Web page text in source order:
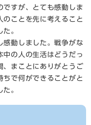
ですが、とても感動しま
のことを先に考えること
。
感動しました。戦争がな
中の人の生活はどうだっ
、まことにありがとうご
ちで何ができることがと
。